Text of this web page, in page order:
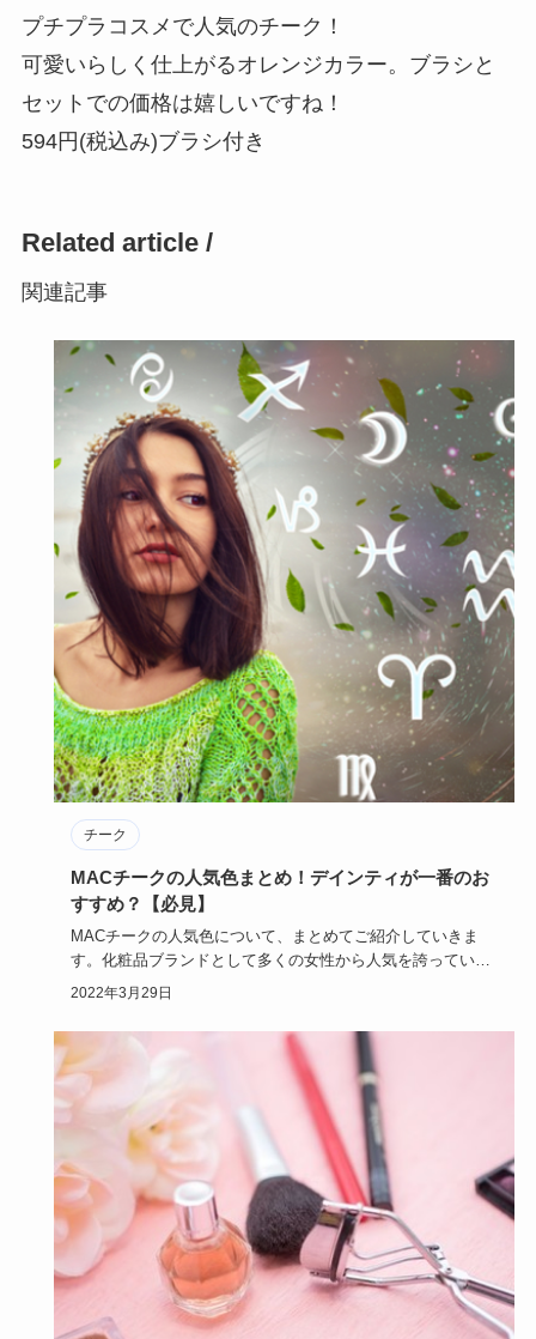
プチプラコスメで人気のチーク！
可愛いらしく仕上がるオレンジカラー。ブラシと
セットでの価格は嬉しいですね！
594円(税込み)ブラシ付き
Related article /
関連記事
チーク
MACチークの人気色まとめ！デインティが一番のお
すすめ？【必見】
MACチークの人気色について、まとめてご紹介していきま
す。化粧品ブランドとして多くの女性から人気を誇っている
MACですが、…
2022年3月29日